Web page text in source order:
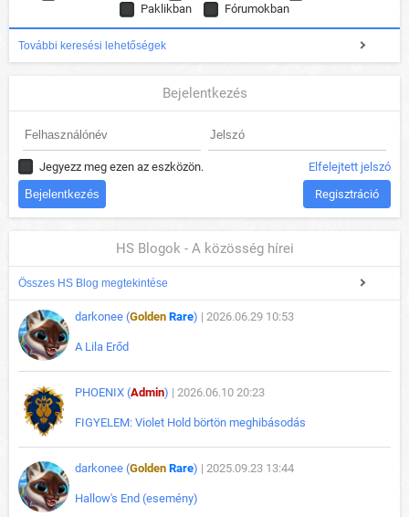
Paklikban
Fórumokban
További keresési lehetőségek
Bejelentkezés
Jegyezz meg ezen az eszközön. Elfelejtett jelszó
Regisztráció
HS Blogok - A közösség hírei
Összes HS Blog megtekintése
darkonee (Golden Rare) | 2026.06.29 10:53
A Lila Erőd
PHOENIX (Admin) | 2026.06.10 20:23
FIGYELEM: Violet Hold börtön meghibásodás
darkonee (Golden Rare) | 2025.09.23 13:44
Hallow's End (esemény)